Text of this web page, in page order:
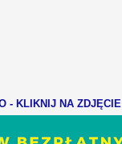
- KLIKNIJ NA ZDJĘCIE